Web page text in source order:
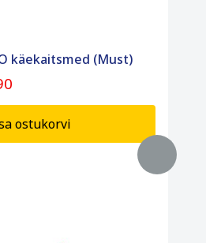
käekaitsmed (Must)
ostukorvi